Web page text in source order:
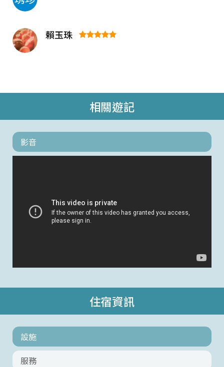
賴玉珠
相關遊記
影音
住宿資訊
設施
服務